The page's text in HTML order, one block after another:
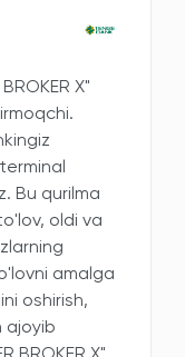
X"
Bu qurilma
oldi va
amalga
oshirish,
ajoyib